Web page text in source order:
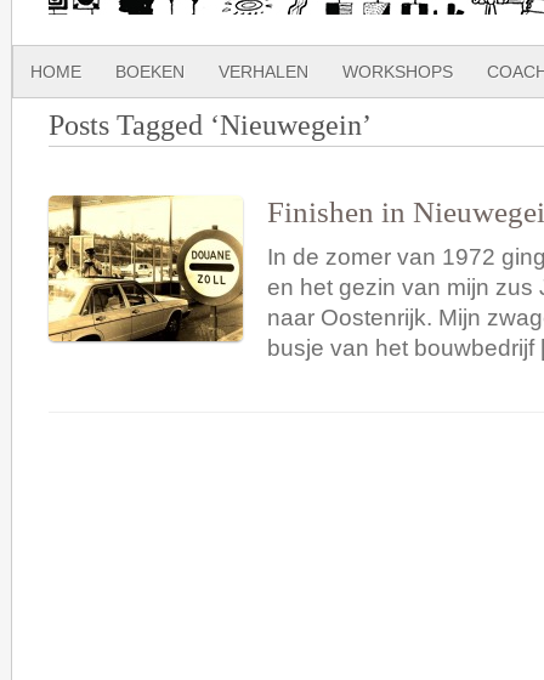
HOME BOEKEN VERHALEN WORKSHOPS
Posts Tagged ‘Nieuwegein’
Finishen in
In de zomer van 1972
en het gezin van mijn zus
naar Oostenrijk. Mijn
busje van het